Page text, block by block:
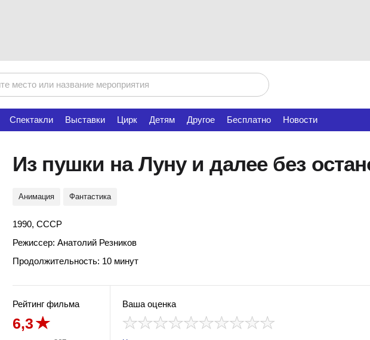
Спектакли Выставки Цирк Детям Другое Бесплатно Новости
Из пушки на Луну и далее без
Анимация Фантастика
1990, СССР
Режиссер: Анатолий Резников
Продолжительность: 10 минут
Рейтинг фильма
6,3
Ваша оценка